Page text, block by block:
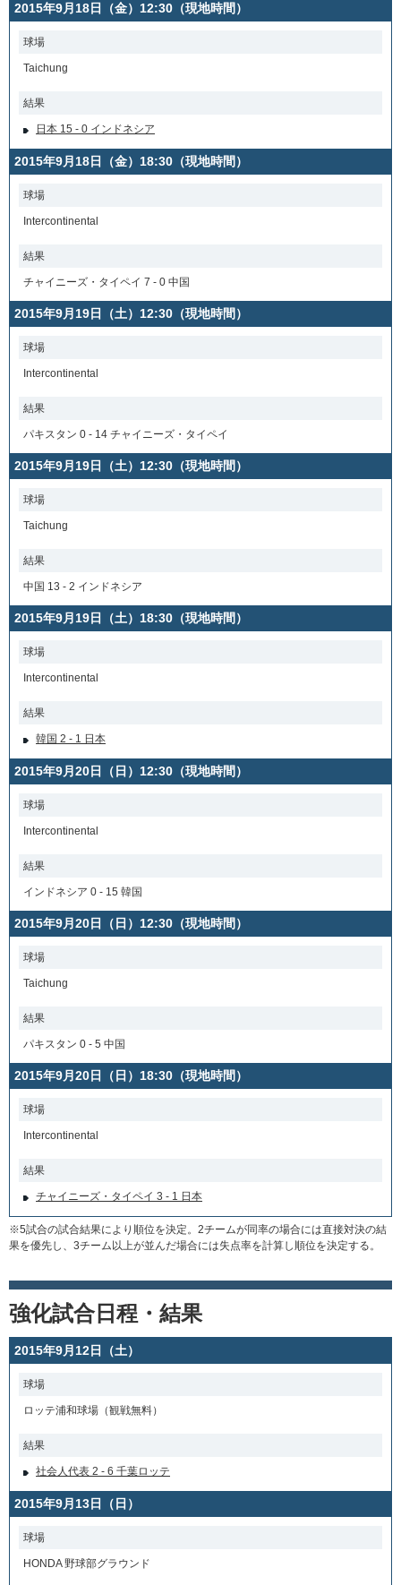
2015年9月18日（金）12:30（現地時間）
球場
Taichung
結果
日本 15 - 0 インドネシア
2015年9月18日（金）18:30（現地時間）
球場
Intercontinental
結果
チャイニーズ・タイペイ 7 - 0 中国
2015年9月19日（土）12:30（現地時間）
球場
Intercontinental
結果
パキスタン 0 - 14 チャイニーズ・タイペイ
2015年9月19日（土）12:30（現地時間）
球場
Taichung
結果
中国 13 - 2 インドネシア
2015年9月19日（土）18:30（現地時間）
球場
Intercontinental
結果
韓国 2 - 1 日本
2015年9月20日（日）12:30（現地時間）
球場
Intercontinental
結果
インドネシア 0 - 15 韓国
2015年9月20日（日）12:30（現地時間）
球場
Taichung
結果
パキスタン 0 - 5 中国
2015年9月20日（日）18:30（現地時間）
球場
Intercontinental
結果
チャイニーズ・タイペイ 3 - 1 日本
※5試合の試合結果により順位を決定。2チームが同率の場合には直接対決の結
果を優先し、3チーム以上が並んだ場合には失点率を計算し順位を決定する。
強化試合日程・結果
2015年9月12日（土）
球場
ロッテ浦和球場（観戦無料）
結果
社会人代表 2 - 6 千葉ロッテ
2015年9月13日（日）
球場
HONDA 野球部グラウンド